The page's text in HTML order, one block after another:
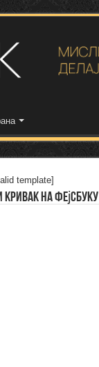
template]
Кривак на Фејсбуку